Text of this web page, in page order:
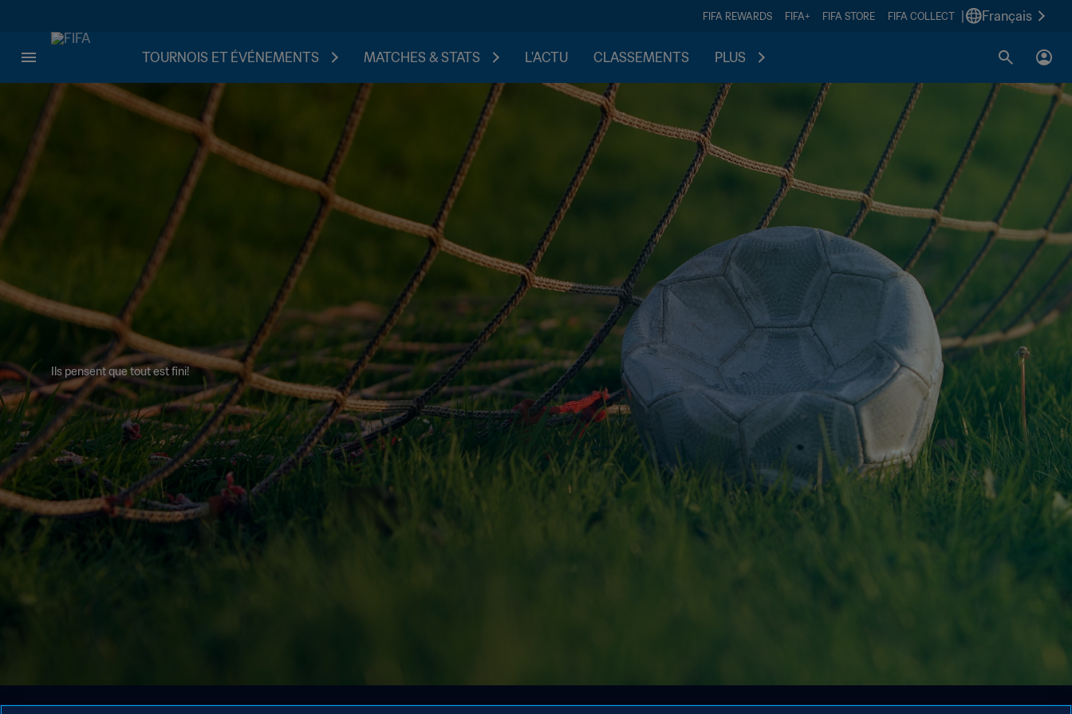
FIFA REWARDS FIFA+ FIFA STORE FIFA COLLECT Français
TOURNOIS ET ÉVÉNEMENTS MATCHES & STATS L'ACTU CLASSEMENTS PLUS
Ils pensent que tout est fini!